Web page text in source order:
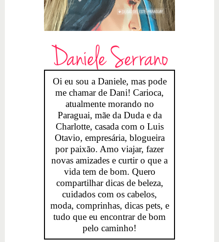
Daniele Serrano
Oi eu sou a Daniele, mas pode
me chamar de Dani! Carioca,
atualmente morando no
Paraguai, mãe da Duda e da
Charlotte, casada com o Luis
Otavio, empresária, blogueira
por paixão. Amo viajar, fazer
novas amizades e curtir o que a
vida tem de bom. Quero
compartilhar dicas de beleza,
cuidados com os cabelos,
moda, comprinhas, dicas pets, e
tudo que eu encontrar de bom
pelo caminho!